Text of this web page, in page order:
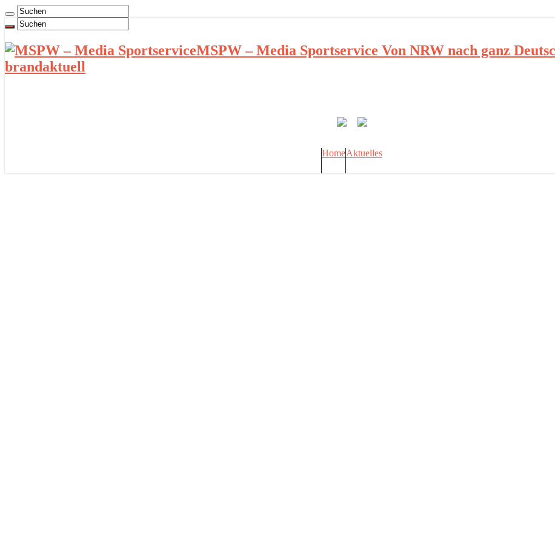
MSPW – Media Sportservice Von NRW nach ganz
brandaktuell
HomeAktuelles